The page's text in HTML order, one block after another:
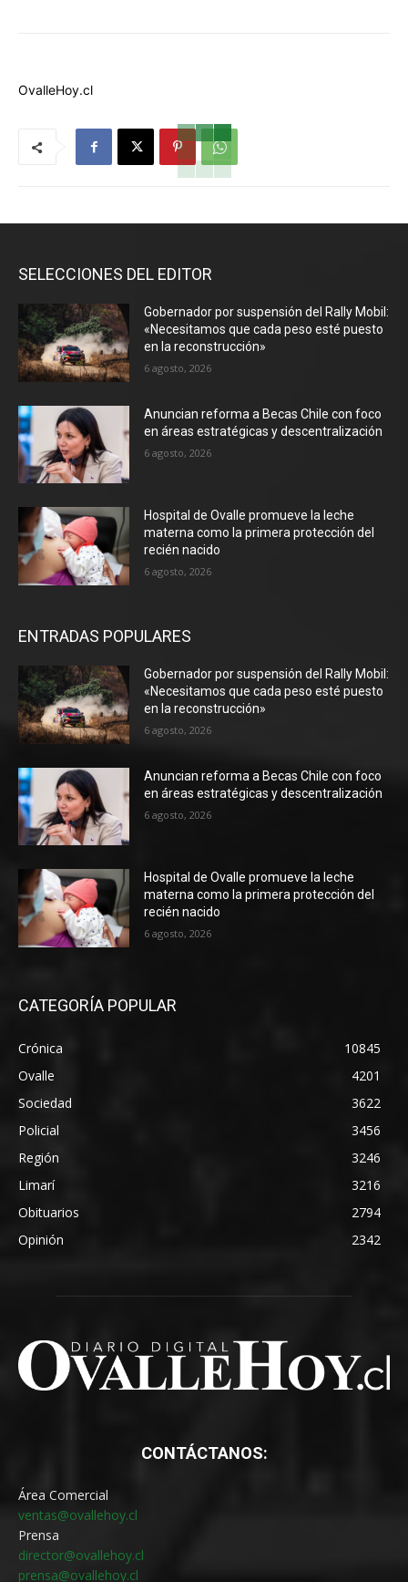
OvalleHoy.cl
SELECCIONES DEL EDITOR
Gobernador por suspensión del Rally Mobil:
«Necesitamos que cada peso esté puesto
en la reconstrucción»
6 agosto, 2026
Anuncian reforma a Becas Chile con foco
en áreas estratégicas y descentralización
6 agosto, 2026
Hospital de Ovalle promueve la leche
materna como la primera protección del
recién nacido
6 agosto, 2026
ENTRADAS POPULARES
Gobernador por suspensión del Rally Mobil:
«Necesitamos que cada peso esté puesto
en la reconstrucción»
6 agosto, 2026
Anuncian reforma a Becas Chile con foco
en áreas estratégicas y descentralización
6 agosto, 2026
Hospital de Ovalle promueve la leche
materna como la primera protección del
recién nacido
6 agosto, 2026
CATEGORÍA POPULAR
Crónica
10845
Ovalle
4201
Sociedad
3622
Policial
3456
Región
3246
Limarí
3216
Obituarios
2794
Opinión
2342
CONTÁCTANOS:
Área Comercial
ventas@ovallehoy.cl
Prensa
director@ovallehoy.cl
prensa@ovallehoy.cl